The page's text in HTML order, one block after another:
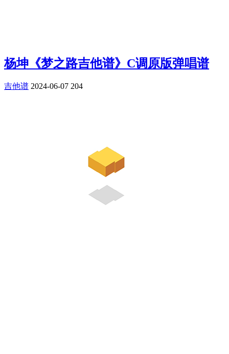
杨坤《梦之路吉他谱》C调原版弹唱谱
吉他谱 2024-06-07 204